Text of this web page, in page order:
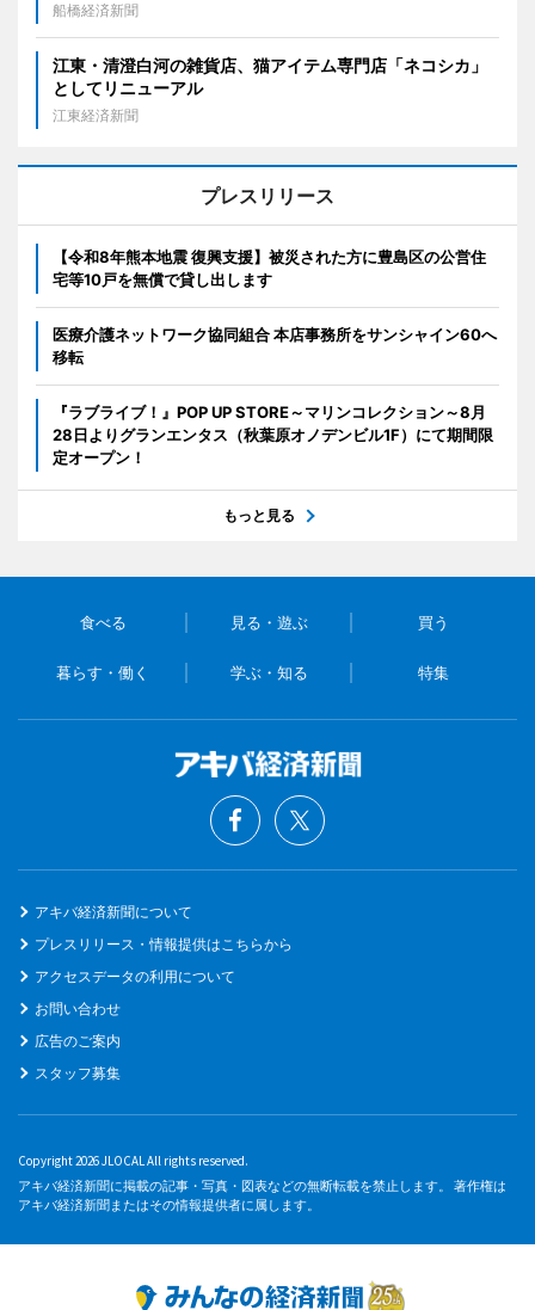
船橋経済新聞
江東・清澄白河の雑貨店、猫アイテム専門店「ネコシカ」
としてリニューアル
江東経済新聞
プレスリリース
【令和8年熊本地震 復興支援】被災された方に豊島区の公営住
宅等10戸を無償で貸し出します
医療介護ネットワーク協同組合 本店事務所をサンシャイン60へ
移転
『ラブライブ！』POP UP STORE～マリンコレクション～8月
28日よりグランエンタス（秋葉原オノデンビル1F）にて期間限
定オープン！
もっと見る
食べる 見る・遊ぶ 買う
暮らす・働く 学ぶ・知る 特集
アキバ経済新聞について
プレスリリース・情報提供はこちらから
アクセスデータの利用について
お問い合わせ
広告のご案内
スタッフ募集
Copyright 2026 JLOCAL All rights reserved.
アキバ経済新聞に掲載の記事・写真・図表などの無断転載を禁止します。 著作権は
アキバ経済新聞またはその情報提供者に属します。